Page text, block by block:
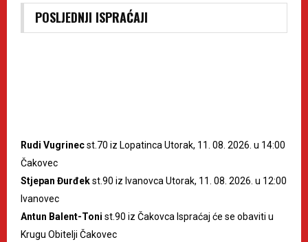
POSLJEDNJI ISPRAĆAJI
Rudi Vugrinecst.70 iz Lopatinca Utorak, 11. 08. 2026. u 14:00
Čakovec
Stjepan Đurđekst.90 iz Ivanovca Utorak, 11. 08. 2026. u 12:00
Ivanovec
Antun Balent-Toni st.90 iz Čakovca Ispraćaj će se obaviti u
Krugu Obitelji Čakovec